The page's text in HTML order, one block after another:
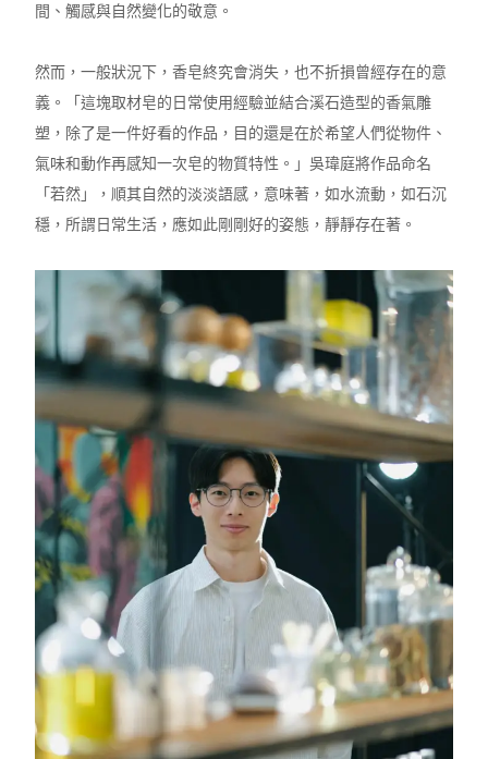
間、觸感與自然變化的敬意。
然而，一般狀況下，香皂終究會消失，也不折損曾經存在的意
義。「這塊取材皂的日常使用經驗並結合溪石造型的香氣雕
塑 ，除了是一件好看的作品，目的還是在於希望人們從物件、
氣味和動作再感知一次皂的物質特性。」吳瑋庭將作品命名
「若然」，順其自然的淡淡語感，意味著，如水流動，如石沉
穩，所謂日常生活，應如此剛剛好的姿態，靜靜存在著。